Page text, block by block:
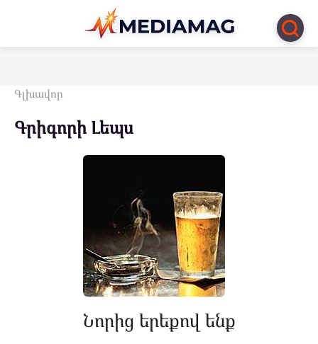
Перейти
контенту
Գլխավոր
Գրիգորի Լեպս
Նորից երեքով ենք